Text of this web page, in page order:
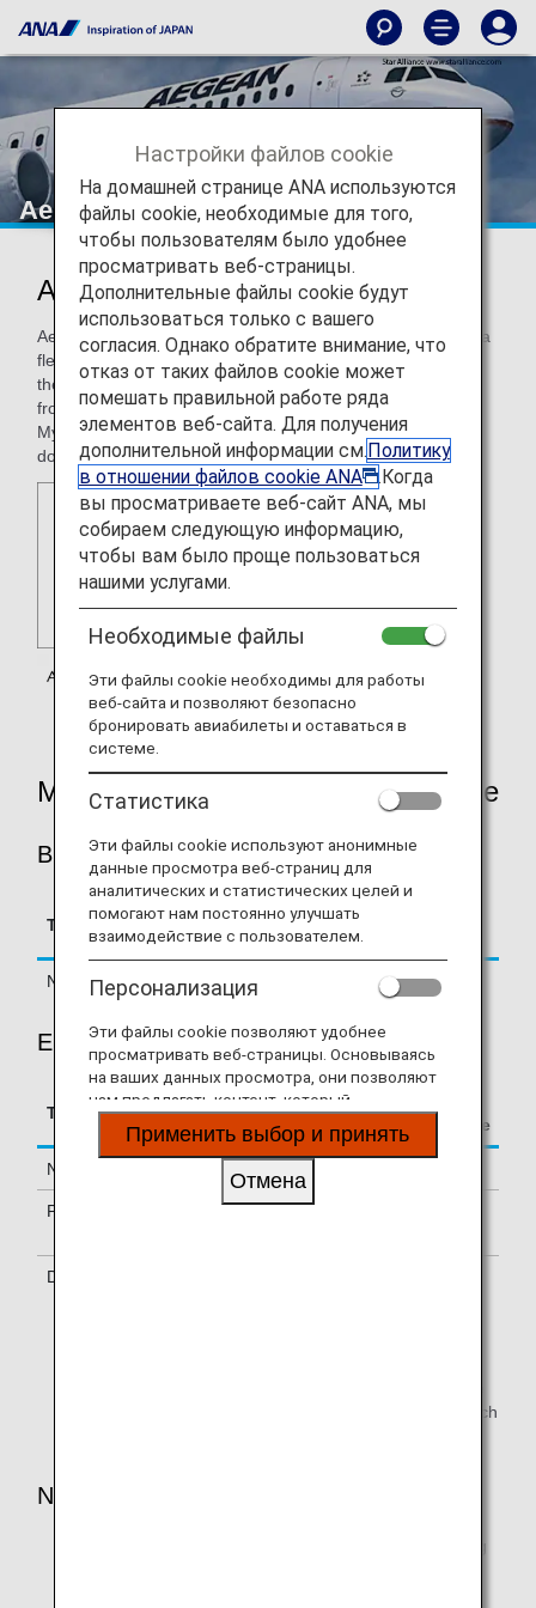
Aegean Airlines
Aegean Airlines (A3)
Aegean Airlines is Greece's largest full-service airline, with a
fleet of 47 aircraft. Together with its subsidiary Olympic Air,
the carrier provides scheduled passenger service directly
from the main hubs of Athens, Thessaloniki, Santorini and
Mykonos to 145 destinations, 111 international and 34
domestic, in 45 countries.
Mileage Accrual Rates By Fare Type
BUSINESS CLASS
Type Booking Class
Accrual Rate for
Basic Sector Mileage
Normal Fares A, C, D, Z
ECONOMY CLASS
Type Booking Class
Accrual Rate for
Basic Sector Mileage
Normal Fares
PEX Fares
G, W, H, L, M,
Discount Fares
ticket. Tickets reserved under the booking classes which
NOTES:
Partner airlines may change accrual rates and booking
Настройки файлов cookie
На домашней странице ANA используются
файлы cookie, необходимые для того,
чтобы пользователям было удобнее
просматривать веб-страницы.
Дополнительные файлы cookie будут
использоваться только с вашего
согласия. Однако обратите внимание, что
отказ от таких файлов cookie может
помешать правильной работе ряда
элементов веб-сайта. Для получения
дополнительной информации см.Политику
в отношении файлов cookie ANA
.Когда
вы просматриваете веб-сайт ANA, мы
собираем следующую информацию,
чтобы вам было проще пользоваться
нашими услугами.
Необходимые файлы
Эти файлы cookie необходимы для работы
веб-сайта и позволяют безопасно
бронировать авиабилеты и оставаться в
системе.
Статистика
Эти файлы cookie используют анонимные
данные просмотра веб-страниц для
аналитических и статистических целей и
помогают нам постоянно улучшать
взаимодействие с пользователем.
Персонализация
Эти файлы cookie позволяют удобнее
просматривать веб-страницы. Основываясь
на ваших данных просмотра, они позволяют
нам предлагать контент, который
соответствует вашим личным интересам, в
виде веб-сайтов, электронной почты,
Применить выбор и принять
Отмена